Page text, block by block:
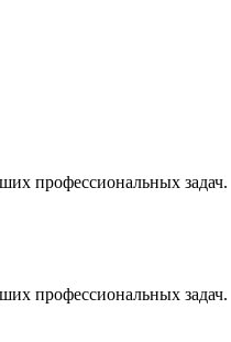
профессиональных задач.
профессиональных задач.